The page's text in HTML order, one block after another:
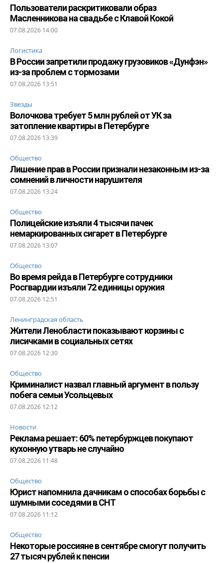
Пользователи раскритиковали образ
Масленникова на свадьбе с Клавой Кокой
07.08.2026 14:00
Логистика
В России запретили продажу грузовиков «Дунфэн»
из-за проблем с тормозами
07.08.2026 13:51
Звезды
Волочкова требует 5 млн рублей от УК за
затопление квартиры в Петербурге
07.08.2026 13:39
Общество
Лишение прав в России признали незаконным из-за
сомнений в личности нарушителя
07.08.2026 13:24
Общество
Полицейские изъяли 4 тысячи пачек
немаркированных сигарет в Петербурге
07.08.2026 13:07
Общество
Во время рейда в Петербурге сотрудники
Росгвардии изъяли 72 единицы оружия
07.08.2026 12:51
Ленинградская область
Жители Ленобласти показывают корзины с
лисичками в социальных сетях
07.08.2026 12:30
Общество
Криминалист назвал главный аргумент в пользу
побега семьи Усольцевых
07.08.2026 12:12
Новости
Реклама решает: 60% петербуржцев покупают
кухонную утварь не случайно
07.08.2026 11:48
Общество
Юрист напомнила дачникам о способах борьбы с
шумными соседями в СНТ
07.08.2026 11:12
Общество
Некоторые россияне в сентябре смогут получить
27 тысяч рублей к пенсии